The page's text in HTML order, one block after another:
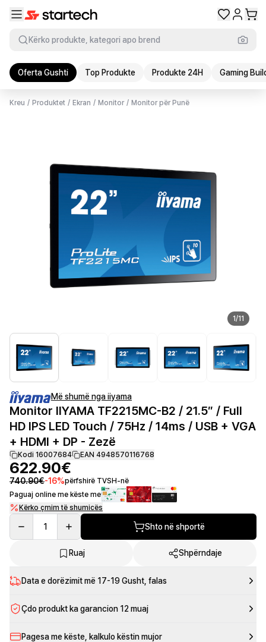
Kërko produkte, kategori apo brend
Oferta Gushti Top Produkte Produkte 24H Gaming
Kreu / Produktet / Ekran / Monitor / Monitor për Punë
1/11
Më shumë nga iiyama
Monitor IIYAMA TF2215MC-B2 / 21.5″ / Full
HD IPS LED Touch / 75Hz / 14ms / USB + VGA
+ HDMI + DP - Zezë
Kodi 16007684 EAN 4948570116768
622.90€
740.90€-16%përfshirë TVSH-në
Paguaj online me këste me
Kërko çmim të shumicës
1 Shto në shportë
Ruaj Shpërndaje
Data e dorëzimit më 17-19 Gusht , falas
Çdo produkt ka garancion 12 muaj
Pagesa me këste, kalkulo këstin mujor